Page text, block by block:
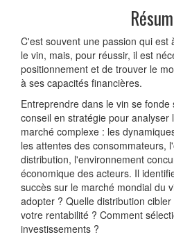
C'est souvent une passion qui est
le vin, mais, pour réussir, il est
positionnement et de trouver le
à ses capacités financières.
Entreprendre dans le vin se
conseil en stratégie pour analyser
marché complexe : les
les attentes des consommateurs,
distribution, l'environnement
économique des acteurs. Il
succès sur le marché mondial du
adopter ? Quelle distribution
votre rentabilité ? Comment
investissements ?